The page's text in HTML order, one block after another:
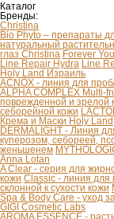
Каталог
Бренды:
Christina
Bio Phyto – препараты
натуральный
глаз Christina Forever
Line Repair Hydra Line
Holy Land Израиль
ACNOX - линия для
ALPHA COMPLEX Multi-
поврежденной и зрелой
себорейной кожи
Крема и Маски Holy Land
DERMALIGHT - Линия
куперозом, себореей,
женьшенем
Anna Lotan
A Clear - серия для
кожи Classic - линия для
склонной к сухости кожи
Spa & Body Care - уход
GIGI Cosmetic Labs
AROMA ESSENCE -